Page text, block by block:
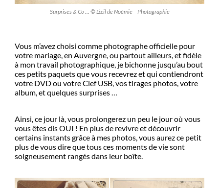
Surprises & Co … © L’œil de Noémie – Photographie
Vous m’avez choisi comme photographe officielle pour
votre mariage, en Auvergne, ou partout ailleurs, et fidèle
à mon travail photographique, je bichonne jusqu’au bout
ces petits paquets que vous recevrez et qui contiendront
votre DVD ou votre Clef USB, vos tirages photos, votre
album, et quelques surprises …
Ainsi, ce jour là, vous prolongerez un peu le jour où vous
vous êtes dis OUI ! En plus de revivre et découvrir
certains instants grâce à mes photos, vous aurez ce petit
plus de vous dire que tous ces moments de vie sont
soigneusement rangés dans leur boîte.